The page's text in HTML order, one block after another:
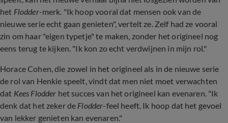
het Flodder-merk. "Ik hoop vooral dat mensen ook van de
nieuwe serie echt gaan genieten", vertelt ze. Zelf had ze vooral
zin om haar "eigen typetje" te maken, zonder het origineel nog
eens terug te kijken. "Ik kon zo echt verdwijnen in mijn rol."
Horace Cohen, die zowel in het origineel als in de nieuwe serie
de rol van Henkie speelt, vindt dat men niet moet verwachten
dat Kees Flodder het succes van het origineel kan evenaren. "Ik
denk dat het zeker de Flodder-feel heeft. Ik hoop dat het gevoel
van lekker genieten kan evenaren."